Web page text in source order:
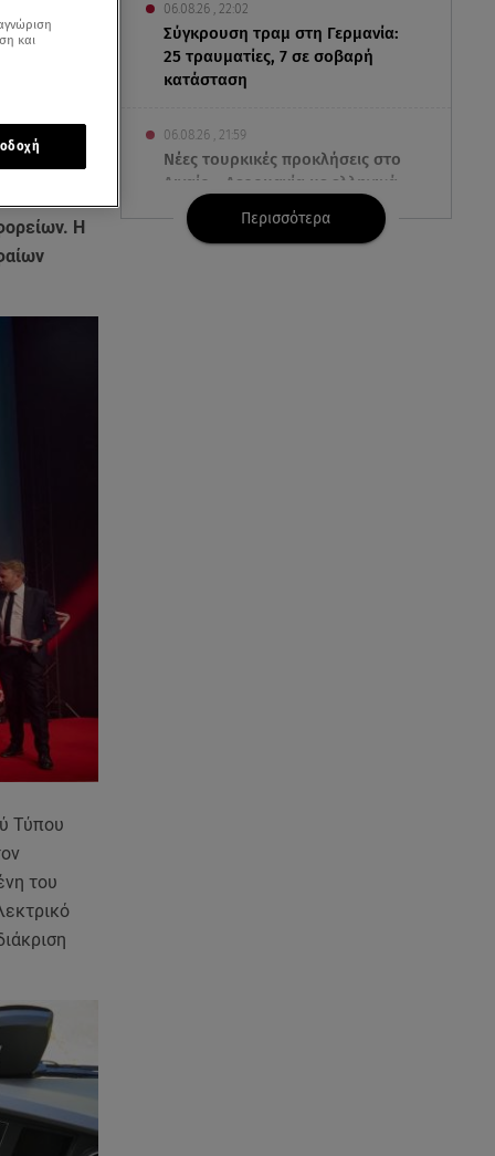
06.08.26 , 22:02
Σύγκρουση τραμ στη Γερμανία:
25 τραυματίες, 7 σε σοβαρή
κατάσταση
06.08.26 , 21:59
Νέες τουρκικές προκλήσεις στο
Αιγαίο - Αερομαχία με ελληνικά
F-16
Περισσότερα
Europe
Η
Τύπου
του
και